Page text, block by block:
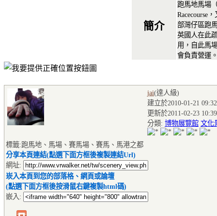
簡介
跑馬地馬場
Racecourse
部灣仔區跑
英國人在此
用，自此馬
會負責營運
jai(達人級)
建立於2010-01-21
更新於2011-02-23
分類: 博物展覽館 文化
標籤:跑馬地、馬場、賽馬場、賽馬、馬港之都
分享本頁連結(點選下面方框後複製連結Url)
網址:
崁入本頁到您的部落格、網頁或論壇
(點選下面方框後按滑鼠右鍵複製html碼)
嵌入: